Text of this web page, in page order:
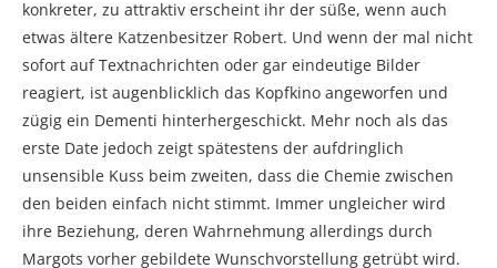
konkreter, zu attraktiv erscheint ihr der süße, wenn auch
etwas ältere Katzenbesitzer Robert. Und wenn der mal nicht
sofort auf Textnachrichten oder gar eindeutige Bilder
reagiert, ist augenblicklich das Kopfkino angeworfen und
zügig ein Dementi hinterhergeschickt. Mehr noch als das
erste Date jedoch zeigt spätestens der aufdringlich
unsensible Kuss beim zweiten, dass die Chemie zwischen
den beiden einfach nicht stimmt. Immer ungleicher wird
ihre Beziehung, deren Wahrnehmung allerdings durch
Margots vorher gebildete Wunschvorstellung getrübt wird.